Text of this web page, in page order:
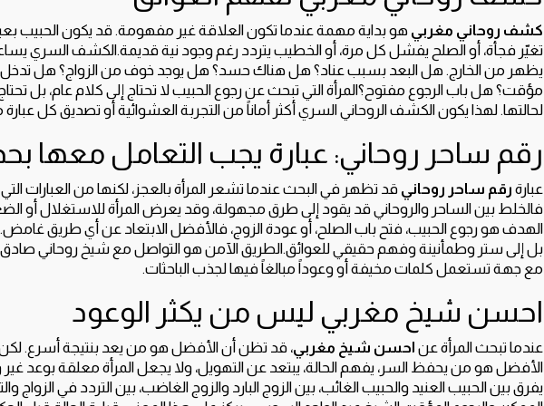
كشف روحاني مغربي هو بداية مهمة عندما تكون العلاقة غير مفهومة. قد يكون الحبيب
تغيّر فجأة، أو الصلح يفشل كل مرة، أو الخطيب يتردد رغم وجود نية قديمة.الكشف السري
يظهر من الخارج. هل البعد بسبب عناد؟ هل هناك حسد؟ هل يوجد خوف من الزواج؟ هل تدخل
مؤقت؟ هل باب الرجوع مفتوح؟المرأة التي تبحث عن رجوع الحبيب لا تحتاج إلى كلام عام، بل
لحالتها. لهذا يكون الكشف الروحاني السري أكثر أماناً من التجربة العشوائية أو تصديق كل
رقم ساحر روحاني: عبارة يجب التعامل معها
عبارة رقم ساحر روحاني قد تظهر في البحث عندما تشعر المرأة بالعجز، لكنها من العبارات
فالخلط بين الساحر والروحاني قد يقود إلى طرق مجهولة، وقد يعرض المرأة للاستغلال أو
الهدف هو رجوع الحبيب، فتح باب الصلح، أو عودة الزوج، فالأفضل الابتعاد عن أي طريق غامض.
بل إلى ستر وطمأنينة وفهم حقيقي للعوائق.الطريق الآمن هو التواصل مع شيخ روحاني صادق
مع جهة تستعمل كلمات مخيفة أو وعوداً مبالغاً فيها لجذب الباحثات.
احسن شيخ مغربي ليس من يكثر الوعود
عندما تبحث المرأة عن احسن شيخ مغربي، قد تظن أن الأفضل هو من يعد بنتيجة أسرع. لكن
الأفضل هو من يحفظ السر، يفهم الحالة، يبتعد عن التهويل، ولا يجعل المرأة معلقة بوعد
يفرق بين الحبيب العنيد والحبيب الغائب، بين الزوج البارد والزوج الغاضب، بين التردد في الزواج